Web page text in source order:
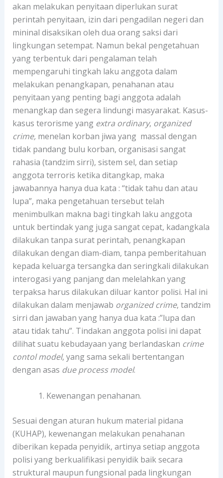
akan melakukan penyitaan diperlukan surat
perintah penyitaan, izin dari pengadilan negeri dan
mininal disaksikan oleh dua orang saksi dari
lingkungan setempat. Namun bekal pengetahuan
yang terbentuk dari pengalaman telah
mempengaruhi tingkah laku anggota dalam
melakukan penangkapan, penahanan atau
penyitaan yang penting bagi anggota adalah
menangkap dan segera lindungi masyarakat. Kasus-
kasus terorisme yang extra ordinary, organized
crime, menelan korban jiwa yang massal dengan
tidak pandang bulu korban, organisasi sangat
rahasia (tandzim sirri), sistem sel, dan setiap
anggota terroris ketika ditangkap, maka
jawabannya hanya dua kata : “tidak tahu dan atau
lupa”, maka pengetahuan tersebut telah
menimbulkan makna bagi tingkah laku anggota
untuk bertindak yang juga sangat cepat, kadangkala
dilakukan tanpa surat perintah, penangkapan
dilakukan dengan diam-diam, tanpa pemberitahuan
kepada keluarga tersangka dan seringkali dilakukan
interogasi yang panjang dan melelahkan yang
terpaksa harus dilakukan diluar kantor polisi. Hal ini
dilakukan dalam menjawab organized crime, tandzim
sirri dan jawaban yang hanya dua kata :”lupa dan
atau tidak tahu”. Tindakan anggota polisi ini dapat
dilihat suatu kebudayaan yang berlandaskan crime
contol model, yang sama sekali bertentangan
dengan asas due process model.
Kewenangan penahanan.
Sesuai dengan aturan hukum material pidana
(KUHAP), kewenangan melakukan penahanan
diberikan kepada penyidik, artinya setiap anggota
polisi yang berkualifikasi penyidik baik secara
struktural maupun fungsional pada lingkungan